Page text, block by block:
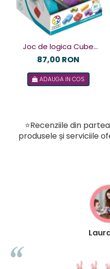
Joc de logica Cube
Puzzler Go, Smart
87,00 RON
ADAUGA IN COS
⭐Recenziile din
produsele și serviciile